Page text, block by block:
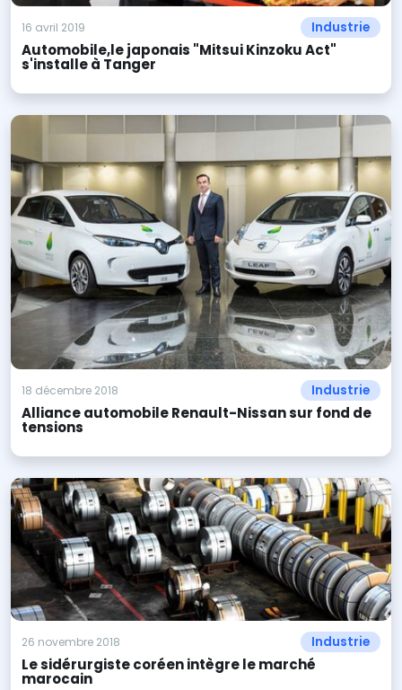
16 avril 2019 Industrie
Automobile,le japonais "Mitsui Kinzoku Act"
s'installe à Tanger
18 décembre 2018 Industrie
Alliance automobile Renault-Nissan sur fond de
tensions
26 novembre 2018 Industrie
Le sidérurgiste coréen intègre le marché
marocain